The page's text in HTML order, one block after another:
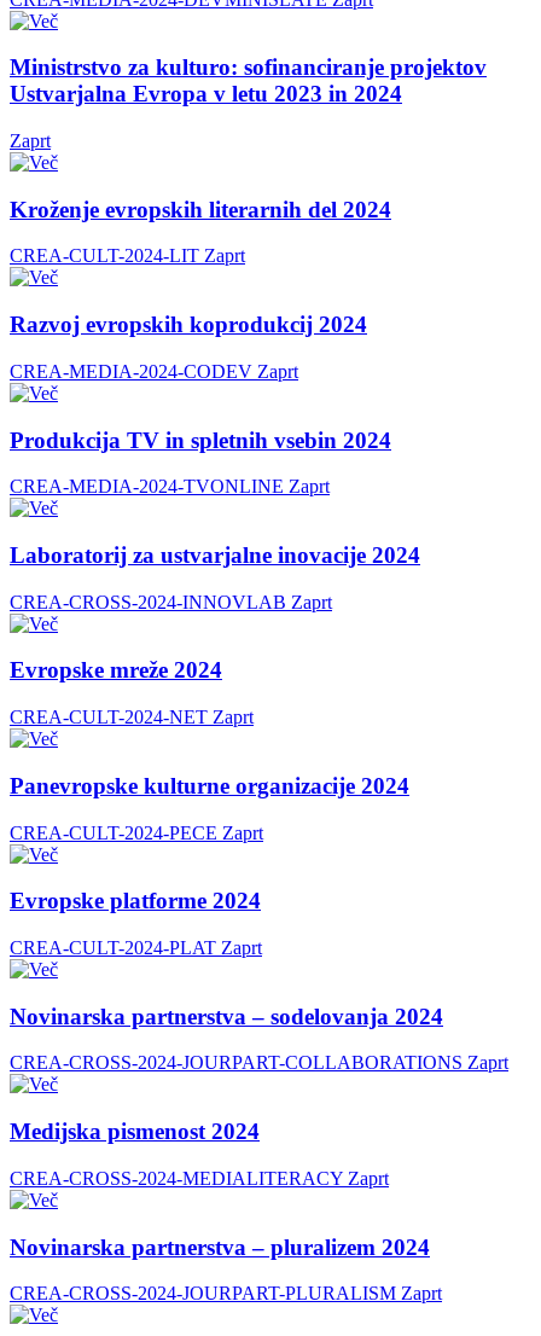
Ministrstvo za kulturo: sofinanciranje projektov
Ustvarjalna Evropa v letu 2023 in 2024
Zaprt
Kroženje evropskih literarnih del 2024
CREA-CULT-2024-LIT Zaprt
Razvoj evropskih koprodukcij 2024
CREA-MEDIA-2024-CODEV Zaprt
Produkcija TV in spletnih vsebin 2024
CREA-MEDIA-2024-TVONLINE Zaprt
Laboratorij za ustvarjalne inovacije 2024
CREA-CROSS-2024-INNOVLAB Zaprt
Evropske mreže 2024
CREA-CULT-2024-NET Zaprt
Panevropske kulturne organizacije 2024
CREA-CULT-2024-PECE Zaprt
Evropske platforme 2024
CREA-CULT-2024-PLAT Zaprt
Novinarska partnerstva – sodelovanja 2024
CREA-CROSS-2024-JOURPART-COLLABORATIONS Zaprt
Medijska pismenost 2024
CREA-CROSS-2024-MEDIALITERACY Zaprt
Novinarska partnerstva – pluralizem 2024
CREA-CROSS-2024-JOURPART-PLURALISM Zaprt